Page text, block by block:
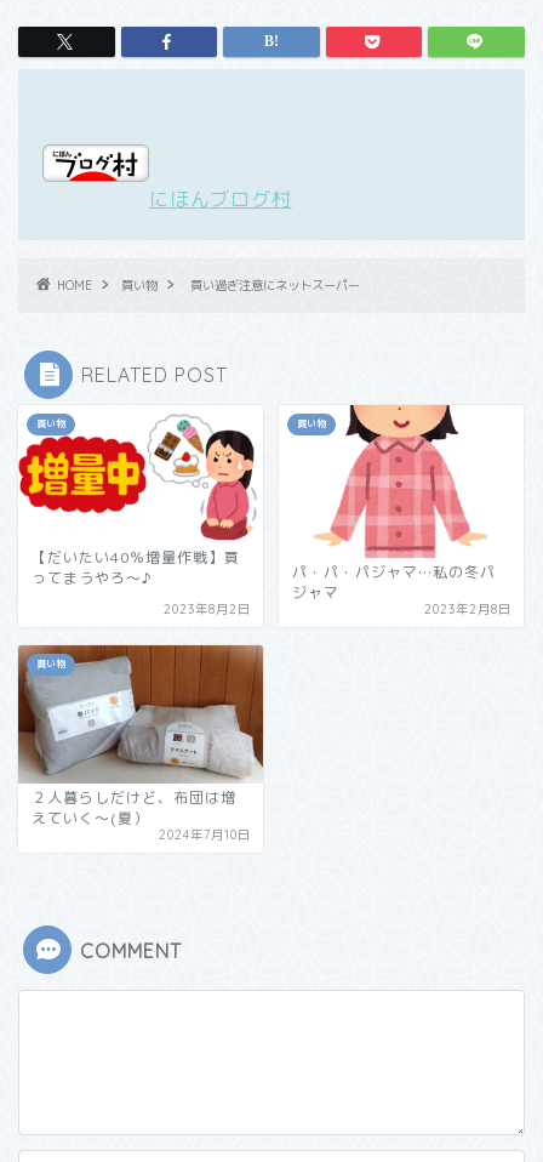
にほんブログ村
HOME 買い物 買い過ぎ注意にネットスーパー
RELATED POST
買い物
【だいたい40％増量作戦】買
ってまうやろ～♪
2023年8月2日
買い物
パ・パ・パジャマ…私の冬パ
ジャマ
2023年2月8日
買い物
２人暮らしだけど、布団は増
えていく～(夏）
2024年7月10日
COMMENT